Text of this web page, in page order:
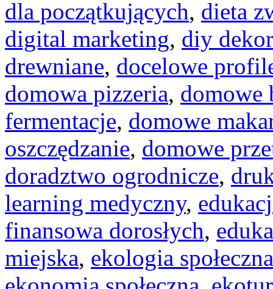
dla początkujących, dieta
digital marketing, diy
drewniane, docelowe
domowa pizzeria, domowe
fermentacje, domowe
oszczędzanie, domowe
doradztwo ogrodnicze,
learning medyczny,
finansowa dorosłych,
miejska, ekologia społeczna